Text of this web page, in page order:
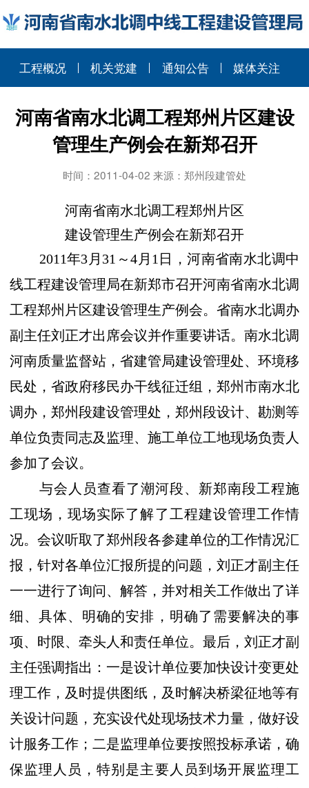
工程概况 机关党建 通知公告 媒体关注
河南省南水北调工程郑州片区建设
管理生产例会在新郑召开
时间：2011-04-02 来源：郑州段建管处
河南省南水北调工程郑州片区
建设管理生产例会在新郑召开
2011年3 月 31 ～4 月 1 日
，河南省南水北调中
线工程建设管理局在新郑市召开河南省南水北调
工程郑州片区建设管理生产例会。省南水北调办
副主任刘正才出席会议并作重要讲话。南水北调
河南质量监督站，省建管局建设管理处、环境移
民处，省政府移民办干线征迁组，郑州市南水北
调办，郑州段建设管理处，郑州段设计、勘测等
单位负责同志及监理、施工单位工地现场负责人
参加了会议。
与会人员查看了潮河段、新郑南段工程施
工现场，现场实际了解了工程建设管理工作情
况。会议听取了郑州段各参建单位的工作情况汇
报，针对各单位汇报所提的问题，刘正才副主任
一一进行了询问、解答，并对相关工作做出了详
细、具体、明确的安排，明确了需要解决的事
项、时限、牵头人和责任单位。最后，刘正才副
主任强调指出：一是设计单位要加快设计变更处
理工作，及时提供图纸，及时解决桥梁征地等有
关设计问题，充实设代处现场技术力量，做好设
计服务工作；二是监理单位要按照投标承诺，确
保监理人员，特别是主要人员到场开展监理工